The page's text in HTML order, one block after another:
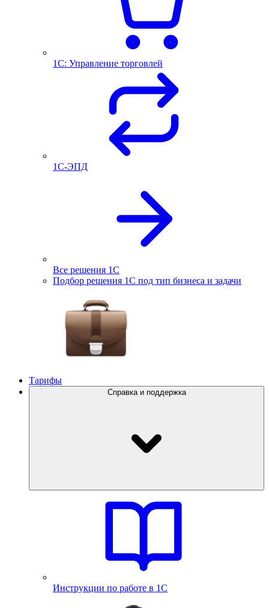
1С: Управление торговлей
1С-ЭПД
Все решения 1С
Подбор решения 1С под тип бизнеса и задачи
Тарифы
Справка и поддержка
Инструкции по работе в 1С